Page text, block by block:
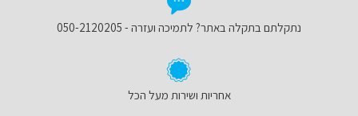
נתקלתם בתקלה באתר? לתמיכה ועזרה - 050-2120205
אחריות ושירות מעל הכל